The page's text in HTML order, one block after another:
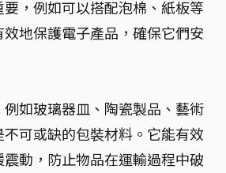
要，例如可以搭配泡棉、紙板等
地保護電子產品，確保它們安
如玻璃器皿、陶瓷製品、藝術
可或缺的包裝材料。它能有效
動，防止物品在運輸過程中破